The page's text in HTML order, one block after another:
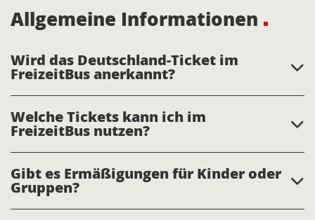
Allgemeine Informationen
Wird das Deutschland-Ticket im
FreizeitBus anerkannt?
Welche Tickets kann ich im
FreizeitBus nutzen?
Gibt es Ermäßigungen für Kinder oder
Gruppen?